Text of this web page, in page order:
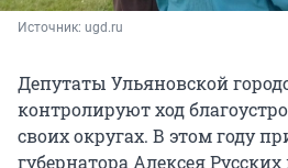
Источник: ugd.ru
Депутаты Ульяновской
контролируют ход
своих округах. В этом году
губернатора Алексея